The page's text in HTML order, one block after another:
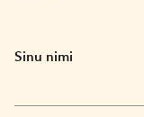
Sinu nimi